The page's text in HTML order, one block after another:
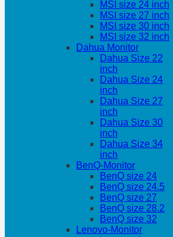
MSI size 24 inch
MSI size 27 inch
MSI size 30 inch
MSI size 32 inch
Dahua Monitor
Dahua Size 22
inch
Dahua Size 24
inch
Dahua Size 27
inch
Dahua Size 30
inch
Dahua Size 34
inch
BenQ-Monitor
BenQ size 24
BenQ size 24.5
BenQ size 27
BenQ size 28.2
BenQ size 32
Lenovo-Monitor